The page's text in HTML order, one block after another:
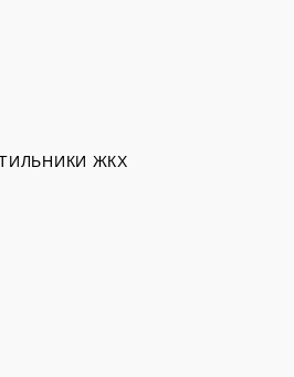
ЖКХ